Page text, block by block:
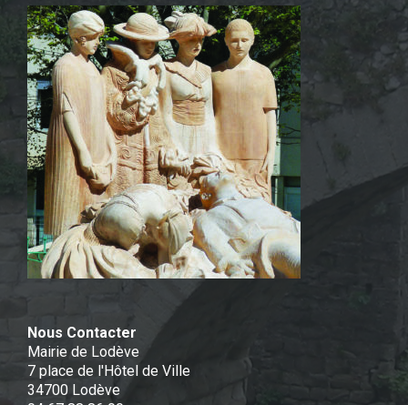
Nous Contacter
Mairie de Lodève
7 place de l'Hôtel de Ville
34700 Lodève